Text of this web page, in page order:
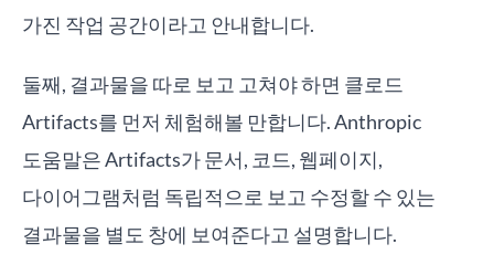
가진 작업 공간이라고 안내합니다.
둘째, 결과물을 따로 보고 고쳐야 하면 클로드
Artifacts를 먼저 체험해볼 만합니다. Anthropic
도움말은 Artifacts가 문서, 코드, 웹페이지,
다이어그램처럼 독립적으로 보고 수정할 수 있는
결과물을 별도 창에 보여준다고 설명합니다.